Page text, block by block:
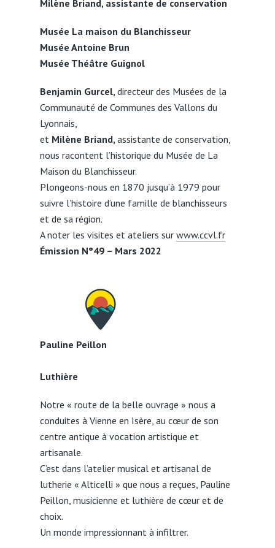
Milène Briand, assistante de conservation
Musée La maison du Blanchisseur
Musée Antoine Brun
Musée Théâtre Guignol
Benjamin Gurcel, directeur des Musées de la
Communauté de Communes des Vallons du
Lyonnais,
et Milène Briand, assistante de conservation,
nous racontent l’historique du Musée de La
Maison du Blanchisseur.
Plongeons-nous en 1870 jusqu’à 1979 pour
suivre l’histoire d’une famille de blanchisseurs
et de sa région.
A noter les visites et ateliers sur www.ccvl.fr
Émission N°49 – Mars 2022
Pauline Peillon
Luthière
Notre « route de la belle ouvrage » nous a
conduites à Vienne en Isère, au cœur de son
centre antique à vocation artistique et
artisanale.
C’est dans l’atelier musical et artisanal de
lutherie « Alticelli » que nous a reçues, Pauline
Peillon, musicienne et luthière de cœur et de
choix.
Un monde impressionnant à infiltrer.